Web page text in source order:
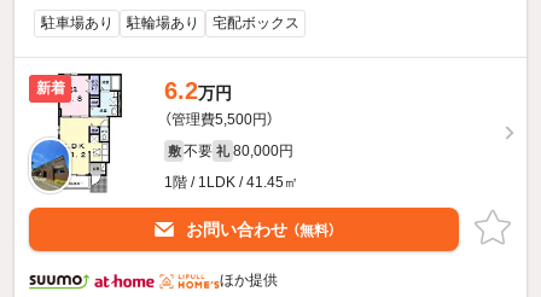
駐車場あり 駐輪場あり 宅配ボックス
新着 6.2万円
（管理費5,500円）
敷 不要 礼 80,000円
1階 / 1LDK / 41.45㎡
お問い合わせ （無料）
ほか提供